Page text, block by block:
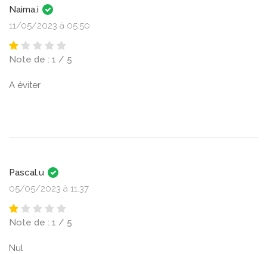
Naima.i
11/05/2023 à 05:50
Note de : 1 / 5
A éviter
Pascal.u
05/05/2023 à 11:37
Note de : 1 / 5
Nul